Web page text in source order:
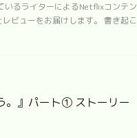
いるライターによるNetflixコンテン
ビューをお届けします。 書き起こ
。』パート① ストーリー